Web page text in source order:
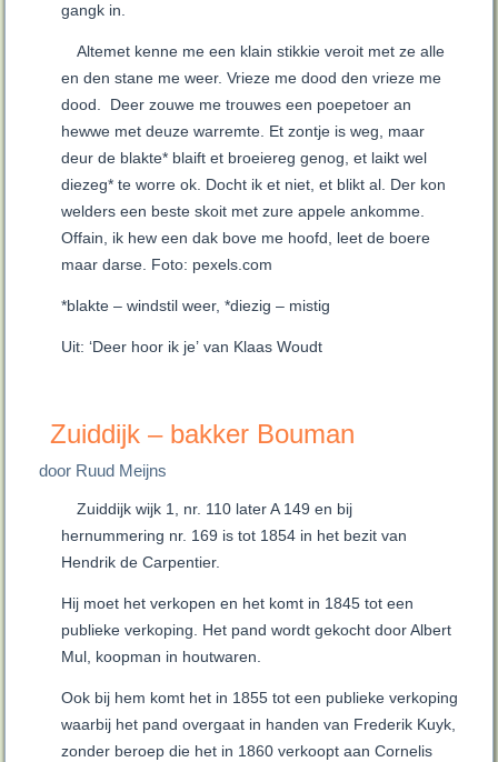
gangk in.
Altemet kenne me een klain stikkie veroit met ze alle
en den stane me weer. Vrieze me dood den vrieze me
dood. Deer zouwe me trouwes een poepetoer an
hewwe met deuze warremte. Et zontje is weg, maar
deur de blakte* blaift et broeiereg genog, et laikt wel
diezeg* te worre ok. Docht ik et niet, et blikt al. Der kon
welders een beste skoit met zure appele ankomme.
Offain, ik hew een dak bove me hoofd, leet de boere
maar darse. Foto: pexels.com
*blakte – windstil weer, *diezig – mistig
Uit: ‘Deer hoor ik je’ van Klaas Woudt
Zuiddijk – bakker Bouman
door Ruud Meijns
Zuiddijk wijk 1, nr. 110 later A 149 en bij
hernummering nr. 169 is tot 1854 in het bezit van
Hendrik de Carpentier.
Hij moet het verkopen en het komt in 1845 tot een
publieke verkoping. Het pand wordt gekocht door Albert
Mul, koopman in houtwaren.
Ook bij hem komt het in 1855 tot een publieke verkoping
waarbij het pand overgaat in handen van Frederik Kuyk,
zonder beroep die het in 1860 verkoopt aan Cornelis